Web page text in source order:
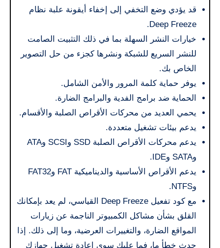
قد يؤدي وضع التخفي إلى إخفاء أيقونة علبة نظام
Deep Freeze.
خيارات النشر السهلة بما في ذلك التثبيت الصامت
للنشر السريع للشبكة ونشرها كجزء من حل التصوير
الخاص بك.
يوفر حماية كلمة المرور والأمن الشامل.
الحماية ضد برامج الفدية والبرامج الضارة.
يحمي العديد من محركات الأقراص الصلبة والأقسام.
يدعم بيئات تشغيل متعددة.
يدعم محركات الأقراص الصلبة SSD وSCSI وATA
وSATA وIDE.
يدعم الأقراص الأساسية والديناميكية FAT وFAT32
وNTFS.
مع كود تفعيل Deep Freeze القياسي، لم يعد بإمكانك
القلق بشأن مشاكل الكمبيوتر الناجمة عن زيارات
المواقع الضارة، والتغييرات العرضية، وما إلى ذلك. إذا
حدث خطأ ما، فما عليك سوى إعادة تشغيل جهازك